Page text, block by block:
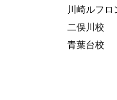
川崎ルフロ
二俣川校
青葉台校